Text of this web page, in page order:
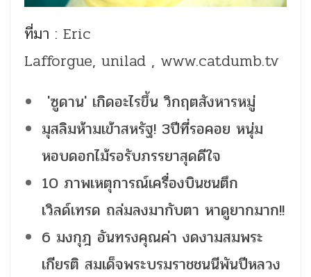
ที่มา : Eric
Lafforgue, unilad , www.catdumb.tv
'ซูดาน' เกิดอะไรขึ้น วิกฤตสังหารหมู่
มุสลิมห้ามเข้าสหรัฐ! 3ปีที่รอคอย หนุ่ม
หอบดอกไม้รอรับภรรยาสุดดีใจ
10 ภาพเหตุการณ์เครื่องบินชนตึก
เวิลด์เทรด ถล่มลงมากับตา หาดูยากมาก!!
6 มงกุฎ อันทรงคุณค่า งดงามสมพระ
เกียรติ สมเด็จพระบรมราชชนนีพันปีหลวง